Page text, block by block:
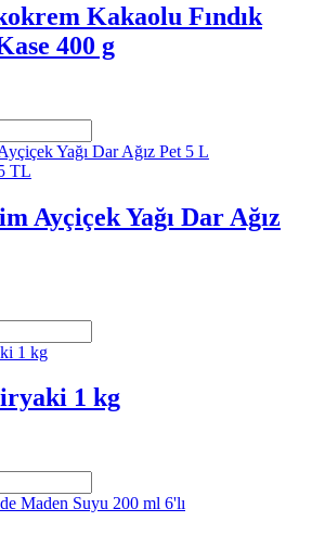
Kakaolu Fındık
400 g
TL
Ayçiçek Yağı Dar Ağız
1 kg